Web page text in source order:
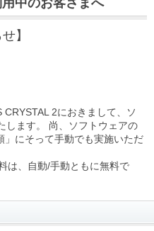
中のお客さまへ
】
2におきまして、ソ
します。 尚、ソフトウェアの
にそって手動でも実施いただ
は、自動/手動ともに無料で